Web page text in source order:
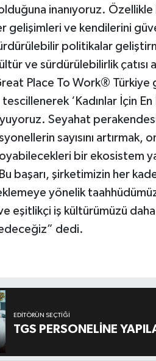
inanıyoruz. Özellikle
gelişimleri ve kendilerini
politikalar
ve sürdürülebilirlik
Great Place To Work®
‘Kadınlar İçin
Seyahat
sayısını artırmak,
bir ekosistem
başarı, şirketimizin her
yönelik
eşitlikçi iş kültürümüzü
dedi.
EDITÖRÜN SEÇTIĞI
TGS PERSONELİNE